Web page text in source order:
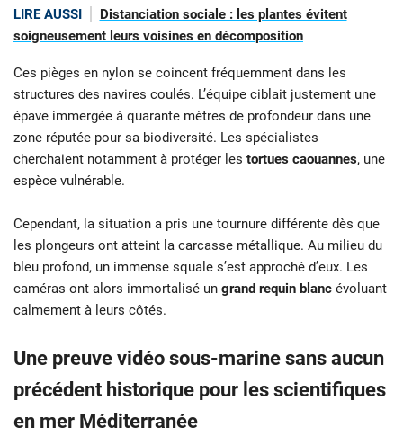
LIRE AUSSI
Distanciation sociale : les plantes évitent
soigneusement leurs voisines en décomposition
Ces pièges en nylon se coincent fréquemment dans les
structures des navires coulés. L’équipe ciblait justement une
épave immergée à quarante mètres de profondeur dans une
zone réputée pour sa biodiversité. Les spécialistes
cherchaient notamment à protéger les tortues caouannes, une
espèce vulnérable.
Cependant, la situation a pris une tournure différente dès que
les plongeurs ont atteint la carcasse métallique. Au milieu du
bleu profond, un immense squale s’est approché d’eux. Les
caméras ont alors immortalisé un grand requin blanc évoluant
calmement à leurs côtés.
Une preuve vidéo sous-marine sans aucun
précédent historique pour les scientifiques
en mer Méditerranée